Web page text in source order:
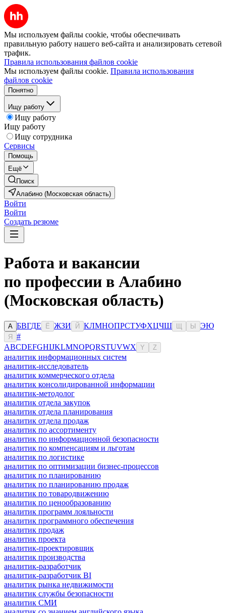
Мы используем файлы cookie, чтобы обеспечивать
правильную работу нашего веб-сайта и анализировать сетевой
трафик.
Правила использования файлов cookie
Мы используем файлы cookie. Правила использования
файлов cookie
Понятно
Ищу работу
Ищу работу
Ищу работу
Ищу сотрудника
Сервисы
Помощь
Ещё
Поиск
Алабино (Московская область)
Войти
Войти
Создать резюме
Работа и вакансии
по профессии в Алабино
(Московская область)
А БВГДЕ Ё ЖЗИ Й КЛМНОПРСТУФХЦЧШ Ы ЭЮ
Я
#
ABCDEFGHIJKLMNOPQRSTUVWX Y Z
аналитик информационных систем
аналитик-исследователь
аналитик коммерческого отдела
аналитик консолидированной информации
аналитик-методолог
аналитик отдела закупок
аналитик отдела планирования
аналитик отдела продаж
аналитик по ассортименту
аналитик по информационной безопасности
аналитик по компенсациям и льготам
аналитик по логистике
аналитик по оптимизации бизнес-процессов
аналитик по планированию
аналитик по планированию продаж
аналитик по товародвижению
аналитик по ценообразованию
аналитик программ лояльности
аналитик программного обеспечения
аналитик продаж
аналитик проекта
аналитик-проектировщик
аналитик производства
аналитик-разработчик
аналитик-разработчик BI
аналитик рынка недвижимости
аналитик службы безопасности
аналитик СМИ